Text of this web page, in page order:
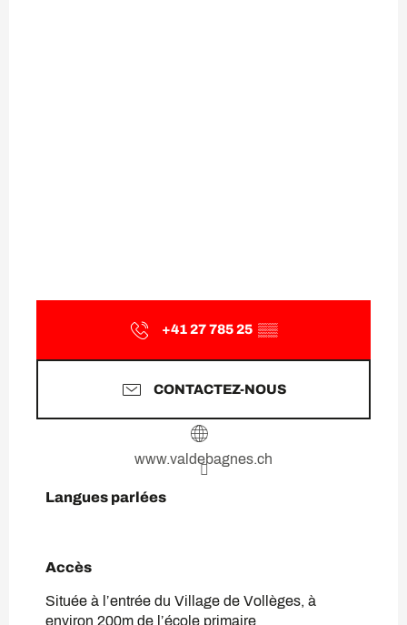
+41 27 785 25 ▒▒
CONTACTEZ-NOUS
www.valdebagnes.ch
Langues parlées
Langues parlées
Accès
Accès
Située à l’entrée du Village de Vollèges, à
environ 200m de l’école primaire